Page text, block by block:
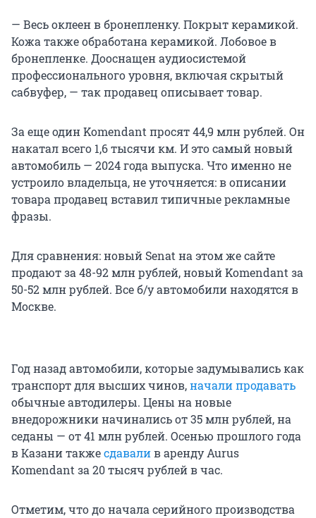
— Весь оклеен в бронепленку. Покрыт керамикой.
Кожа также обработана керамикой. Лобовое в
бронепленке. Дооснащен аудиосистемой
профессионального уровня, включая скрытый
сабвуфер, — так продавец описывает товар.
За еще один Komendant просят 44,9 млн рублей. Он
накатал всего 1,6 тысячи км. И это самый новый
автомобиль — 2024 года выпуска. Что именно не
устроило владельца, не уточняется: в описании
товара продавец вставил типичные рекламные
фразы.
Для сравнения: новый Senat на этом же сайте
продают за 48-92 млн рублей, новый Komendant за
50-52 млн рублей. Все б/у автомобили находятся в
Москве.
Год назад автомобили, которые задумывались как
транспорт для высших чинов,начали продавать
обычные автодилеры. Цены на новые
внедорожники начинались от 35 млн рублей, на
седаны — от 41 млн рублей. Осенью прошлого года
в Казани такжесдавалив аренду Aurus
Komendant за 20 тысяч рублей в час.
Отметим, что до начала серийного производства